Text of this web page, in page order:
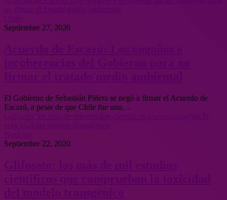
Septiembre 27, 2020
El Gobierno de Sebastián Piñera se negó a firmar el Acuerdo de
Escazú, a pesar de que Chile fue uno…
Septiembre 22, 2020